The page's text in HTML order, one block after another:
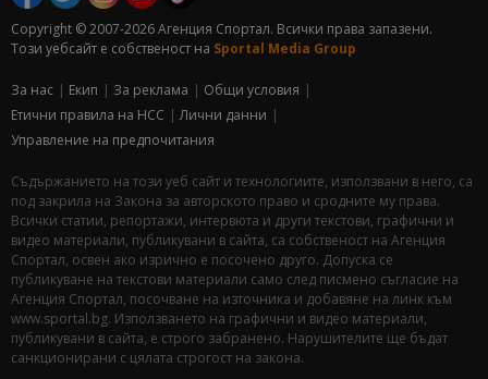
Copyright © 2007-2026 Агенция Спортал. Всички права запазени.
Този уебсайт е собственост на Sportal Media Group
За нас Екип За рекламa
Общи условия
Етични правила на НСС
Лични данни
Управление на предпочитания
Съдържанието на този уеб сайт и технологиите, използвани в него, са
под закрила на Закона за авторското право и сродните му права.
Всички статии, репортажи, интервюта и други текстови, графични и
видео материали, публикувани в сайта, са собственост на Агенция
Спортал, освен ако изрично е посочено друго. Допуска се
публикуване на текстови материали само след писмено съгласие на
Агенция Спортал, посочване на източника и добавяне на линк към
www.sportal.bg. Използването на графични и видео материали,
публикувани в сайта, е строго забранено. Нарушителите ще бъдат
санкционирани с цялата строгост на закона.